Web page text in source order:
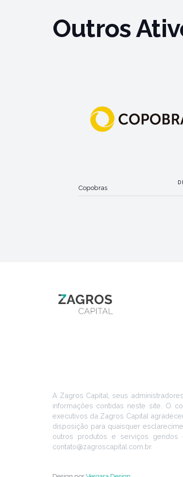
Outros
Copobras
A Zagros Capital, seus
informações contidas neste site. O
executivos da Zagros Capital
disposição para quaisquer
outros produtos e serviços geridos
contato@zagroscapital.com.br.